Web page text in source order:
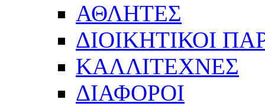
ΑΘΛΗΤΕΣ
ΔΙΟΙΚΗΤΙΚΟΙ
ΚΑΛΛΙΤΕΧΝΕΣ
ΔΙΑΦΟΡΟΙ